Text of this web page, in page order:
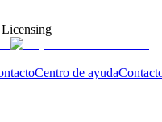
Licensing
Centro de ayuda